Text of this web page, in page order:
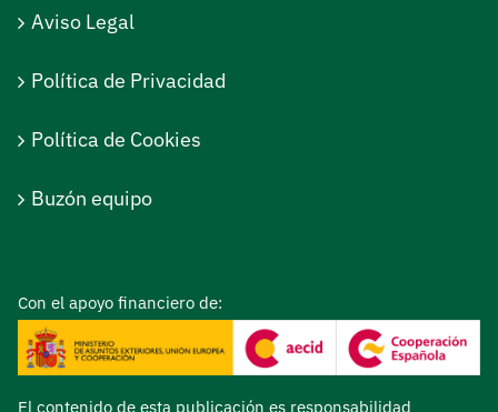
Aviso Legal
Política de Privacidad
Política de Cookies
Buzón equipo
Con el apoyo financiero de:
El contenido de esta publicación es responsabilidad